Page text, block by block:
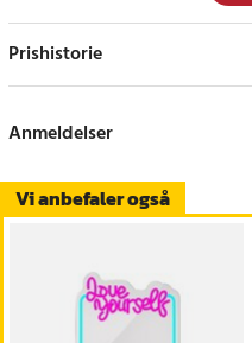
Med lysdæmperfunktionen
behov og skabe en fleksibel
klart uden risiko for ridser.
Med sit dronningedesign og
spejl både et praktisk og
Prishistorie
Vi anbefaler også
Anmeldelser